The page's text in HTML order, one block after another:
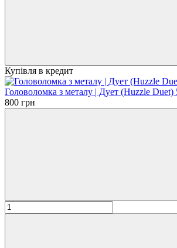
Купівля в кредит
Головоломка з металу | Дует (Huzzle Duet)
800 грн